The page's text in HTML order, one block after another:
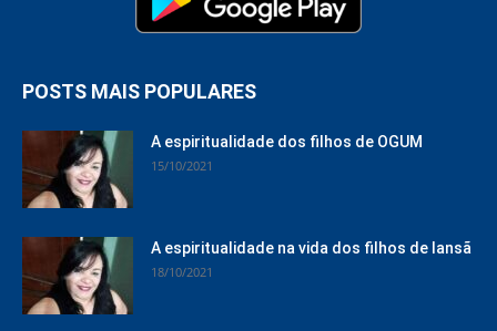
POSTS MAIS POPULARES
A espiritualidade dos filhos de OGUM
15/10/2021
A espiritualidade na vida dos filhos de Iansã
18/10/2021